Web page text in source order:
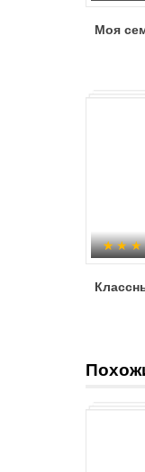
Моя